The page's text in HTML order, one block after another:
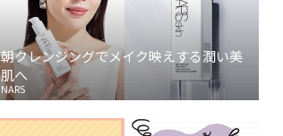
朝クレンジングでメイク映えする潤い美
肌へ
NARS